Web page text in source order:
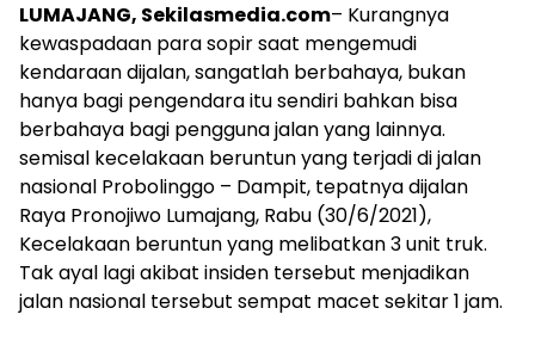
LUMAJANG, Sekilasmedia.com– Kurangnya
kewaspadaan para sopir saat mengemudi
kendaraan dijalan, sangatlah berbahaya, bukan
hanya bagi pengendara itu sendiri bahkan bisa
berbahaya bagi pengguna jalan yang lainnya.
semisal kecelakaan beruntun yang terjadi di jalan
nasional Probolinggo – Dampit, tepatnya dijalan
Raya Pronojiwo Lumajang, Rabu (30/6/2021),
Kecelakaan beruntun yang melibatkan 3 unit truk.
Tak ayal lagi akibat insiden tersebut menjadikan
jalan nasional tersebut sempat macet sekitar 1 jam.